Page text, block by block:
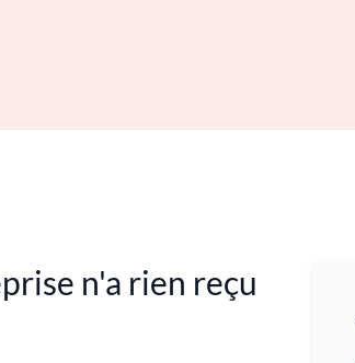
n'a rien reçu